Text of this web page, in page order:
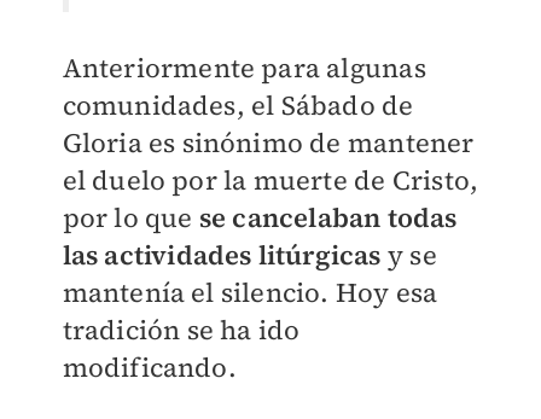
Anteriormente para algunas
comunidades, el Sábado de
Gloria es sinónimo de mantener
el duelo por la muerte de Cristo,
por lo que se cancelaban todas
las actividades litúrgicas y se
mantenía el silencio. Hoy esa
tradición se ha ido
modificando.